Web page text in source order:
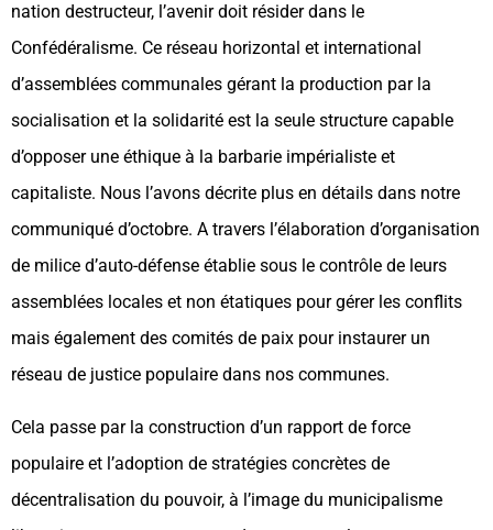
nation destructeur, l’avenir doit résider dans le
Confédéralisme. Ce réseau horizontal et international
d’assemblées communales gérant la production par la
socialisation et la solidarité est la seule structure capable
d’opposer une éthique à la barbarie impérialiste et
capitaliste. Nous l’avons décrite plus en détails dans notre
communiqué d’octobre. A travers l’élaboration d’organisation
de milice d’auto-défense établie sous le contrôle de leurs
assemblées locales et non étatiques pour gérer les conflits
mais également des comités de paix pour instaurer un
réseau de justice populaire dans nos communes.
Cela passe par la construction d’un rapport de force
populaire et l’adoption de stratégies concrètes de
décentralisation du pouvoir, à l’image du municipalisme